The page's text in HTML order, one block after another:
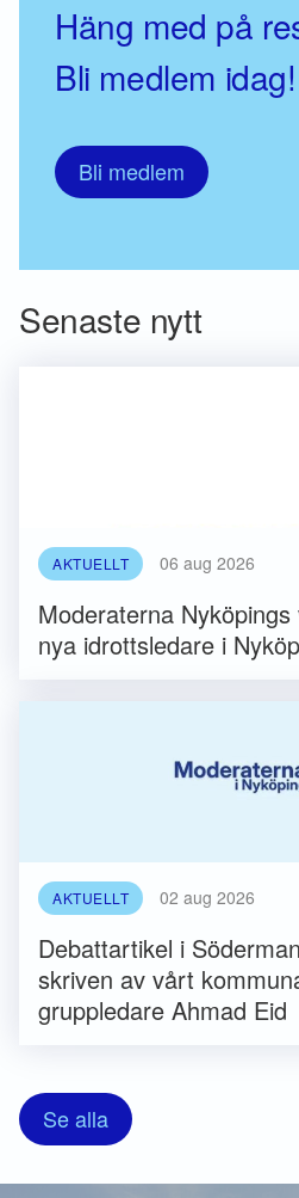
Häng med på
Bli medlem idag!
Bli medlem
Senaste nytt
AKTUELLT 06 aug 2026
Moderaterna
nya idrottsledare i
AKTUELLT 02 aug 2026
Debattartikel i
skriven av vårt
gruppledare Ahmad Eid
Se alla